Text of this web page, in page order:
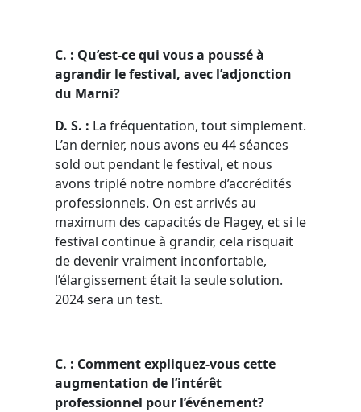
C. : Qu’est-ce qui vous a poussé à
agrandir le festival, avec l’adjonction
du Marni?
D. S. : La fréquentation, tout simplement.
L’an dernier, nous avons eu 44 séances
sold out pendant le festival, et nous
avons triplé notre nombre d’accrédités
professionnels. On est arrivés au
maximum des capacités de Flagey, et si le
festival continue à grandir, cela risquait
de devenir vraiment inconfortable,
l’élargissement était la seule solution.
2024 sera un test.
C. : Comment expliquez-vous cette
augmentation de l’intérêt
professionnel pour l’événement?